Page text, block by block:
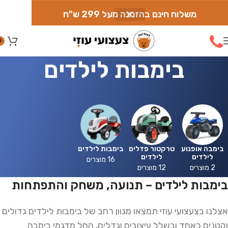
משלוח חינם בהזמנה מעל 299 ש"ח
בימבות לילדים
בימבה אופנוע
לילדים
2 מוצרים
טרקטור פדלים
לילדים
12 מוצרים
בימבות לילדים
16 מוצרים
בימבות לילדים – תנועה, משחק והתפתחות
אצלנו בצעצועי עוזי תמצאו מגוון רחב של בימבות לילדים גדולים
וקטנים כאחד ובשלל עיצובים וגדלים, החל מדגמי בימבה